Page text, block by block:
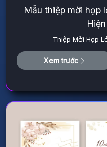
Mẫu thiệp mời họp
Thiệp Mời Họp
Xem trước